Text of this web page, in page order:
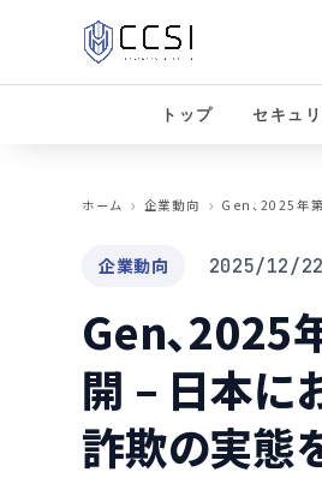
トップ セキュ
ホーム
企業動向
企業動向 2025/12/22
Gen、2025
開 – 日本に
詐欺の実態